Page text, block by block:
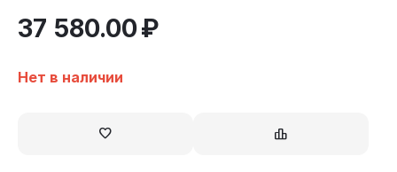
37 580.00₽
Нет в наличии